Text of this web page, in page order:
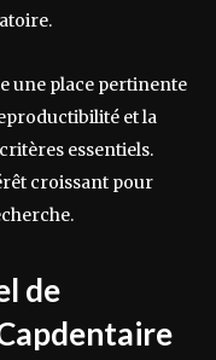
une place pertinente
et la
essentiels.
croissant pour
de